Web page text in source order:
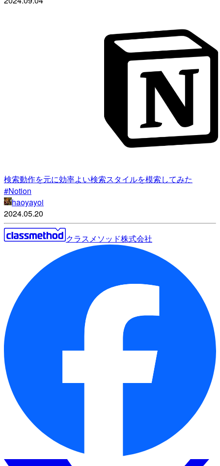
検索動作を元に効率よい検索スタイルを模索してみた
#Notion
haoyayoi
2024.05.20
クラスメソッド株式会社